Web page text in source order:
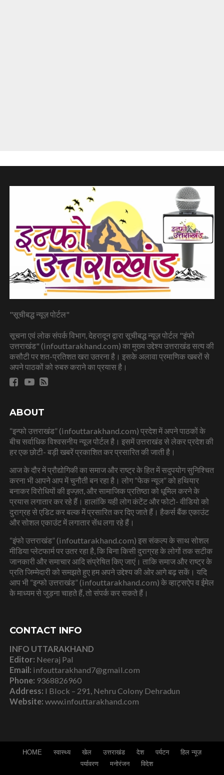
"सूचीबद्ध न्यूज़ पोर्टल"
सूचना एवं लोक संपर्क विभाग, देहरादून द्वारा सूचीबद्ध न्यूज़ पोर्टल "इंफो
उत्तराखंड" (infouttarakhand.com) का मुख्य उद्देश्य उत्तराखंड सत्य की
कसौटी पर शत-प्रतिशत खरा उतरना है। इसके अलावा प्रमाणिक खबरों से
अपने पाठकों को रुबरु कराने का प्रयास है।
ABOUT
“इन्फो उत्तराखंड” (infouttarakhand.com) प्रदेश में अपने पाठकों के
बीच सर्वाधिक विश्वसनीय न्यूज पोर्टल है। इसमें उत्तराखंड से लेकर प्रदेश की
हर एक छोटी- बड़ी खबरें प्रकाशित कर प्रसारित की जाती है।
आज के दौर में प्रौद्योगिकी का समाज और राष्ट्र के हित में सदुपयोग सुनिश्चित
करना भी आपने आप में चुनौती बन रहा है। लोग “फेक न्यूज” को हथियार
बनाकर विरोधियों की इज्ज़त, और सामाजिक प्रतिष्ठा को धूमिल करने के
प्रयास लगातार कर रहे हैं। हालांकि यही लोग कंटेंट और फोटो- वीडियो को
दुराग्रह से एडिट कर बल्क में प्रसारित कर दिए जाते हैं। हैकर्स बैंक एकाउंट
और सोशल एकाउंट में लगातार सेंध लगा रहे हैं।
“इंफो उत्तराखंड” (infouttarakhand.com) इस संकल्प के साथ सोशल
मीडिया प्लेटफार्म पर उतर रहा है, कि बिना किसी दुराग्रह के लोगों तक सटीक
जानकारी और समाचार आदि संप्रेषित किए जाएं। ताकि समाज और राष्ट्र के
प्रति जिम्मेदारी को समझते हुए हम अपने उद्देश्य की ओर आगे बढ़ सकें। यदि
आप भी “इन्फो उत्तराखंड” (infouttarakhand.com) के व्हाट्सऐप व ईमेल
के माध्यम से जुड़ना चाहते हैं, तो संपर्क कर सकते हैं।
CONTACT INFO
INFO UTTARAKHAND
Editor: Neeraj Pal
Email: infouttarakhand7@gmail.com
Phone: 9368826960
Address: I Block – 291, Nehru Colony Dehradun
Website: www.infouttarakhand.com
HOME स्वास्थ्य खेल उत्तराखंड देश पर्यटन
हिल न्यूज़
पर्यावरण
मनोरंजन विदेश